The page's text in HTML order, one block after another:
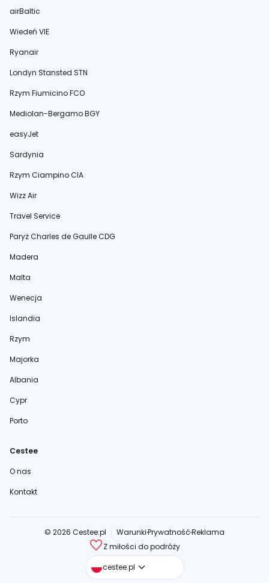
airBaltic
Wiedeń VIE
Ryanair
Londyn Stansted STN
Rzym Fiumicino FCO
Mediolan-Bergamo BGY
easyJet
Sardynia
Rzym Ciampino CIA
Wizz Air
Travel Service
Paryż Charles de Gaulle CDG
Madera
Malta
Wenecja
Islandia
Rzym
Majorka
Albania
Cypr
Porto
Cestee
O nas
Kontakt
© 2026 Cestee.pl WarunkiPrywatnośćReklama
Z miłości do podróży
cestee.pl
cestee.com
cestee.sk